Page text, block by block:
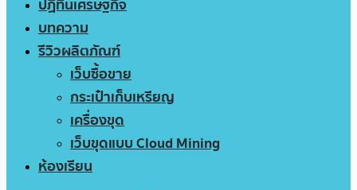
ปฏิทินเศรษฐกิจ
บทความ
รีวิวผลิตภัณฑ์
เว็บซื้อขาย
กระเป๋าเก็บเหรียญ
เครื่องขุด
เว็บขุดแบบ Cloud Mining
ห้องเรียน